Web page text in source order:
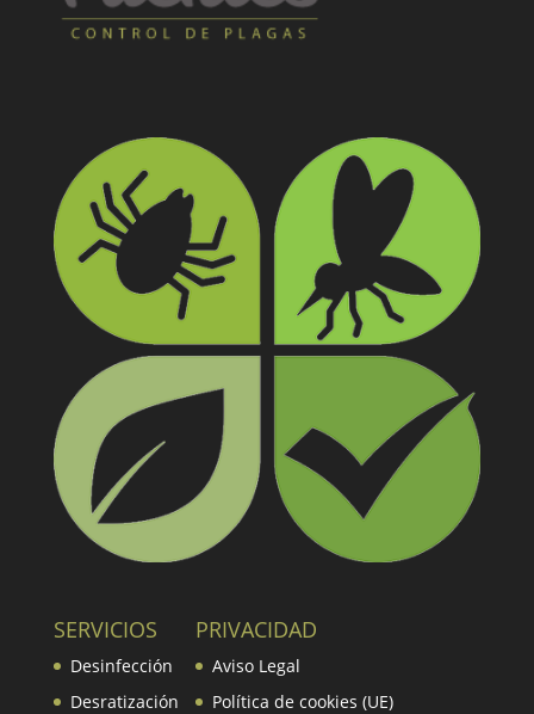
SERVICIOS
Desinfección
Desratización
PRIVACIDAD
Aviso Legal
Política de cookies (UE)